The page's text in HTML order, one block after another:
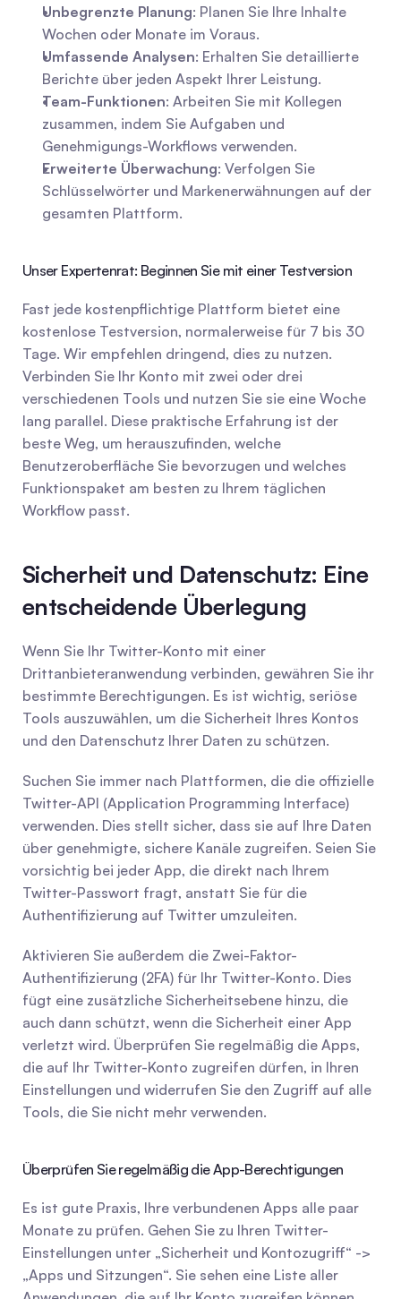
Unbegrenzte Planung: Planen Sie Ihre Inhalte
Wochen oder Monate im Voraus.
Umfassende Analysen: Erhalten Sie detaillierte
Berichte über jeden Aspekt Ihrer Leistung.
Team-Funktionen: Arbeiten Sie mit Kollegen
zusammen, indem Sie Aufgaben und
Genehmigungs-Workflows verwenden.
Erweiterte Überwachung: Verfolgen Sie
Schlüsselwörter und Markenerwähnungen auf der
gesamten Plattform.
Unser Expertenrat: Beginnen Sie mit einer Testversion
Fast jede kostenpflichtige Plattform bietet eine
kostenlose Testversion, normalerweise für 7 bis 30
Tage. Wir empfehlen dringend, dies zu nutzen.
Verbinden Sie Ihr Konto mit zwei oder drei
verschiedenen Tools und nutzen Sie sie eine Woche
lang parallel. Diese praktische Erfahrung ist der
beste Weg, um herauszufinden, welche
Benutzeroberfläche Sie bevorzugen und welches
Funktionspaket am besten zu Ihrem täglichen
Workflow passt.
Sicherheit und Datenschutz: Eine
entscheidende Überlegung
Wenn Sie Ihr Twitter-Konto mit einer
Drittanbieteranwendung verbinden, gewähren Sie ihr
bestimmte Berechtigungen. Es ist wichtig, seriöse
Tools auszuwählen, um die Sicherheit Ihres Kontos
und den Datenschutz Ihrer Daten zu schützen.
Suchen Sie immer nach Plattformen, die die offizielle
Twitter-API (Application Programming Interface)
verwenden. Dies stellt sicher, dass sie auf Ihre Daten
über genehmigte, sichere Kanäle zugreifen. Seien Sie
vorsichtig bei jeder App, die direkt nach Ihrem
Twitter-Passwort fragt, anstatt Sie für die
Authentifizierung auf Twitter umzuleiten.
Aktivieren Sie außerdem die Zwei-Faktor-
Authentifizierung (2FA) für Ihr Twitter-Konto. Dies
fügt eine zusätzliche Sicherheitsebene hinzu, die
auch dann schützt, wenn die Sicherheit einer App
verletzt wird. Überprüfen Sie regelmäßig die Apps,
die auf Ihr Twitter-Konto zugreifen dürfen, in Ihren
Einstellungen und widerrufen Sie den Zugriff auf alle
Tools, die Sie nicht mehr verwenden.
Überprüfen Sie regelmäßig die App-Berechtigungen
Es ist gute Praxis, Ihre verbundenen Apps alle paar
Monate zu prüfen. Gehen Sie zu Ihren Twitter-
Einstellungen unter „Sicherheit und Kontozugriff“ ->
„Apps und Sitzungen“. Sie sehen eine Liste aller